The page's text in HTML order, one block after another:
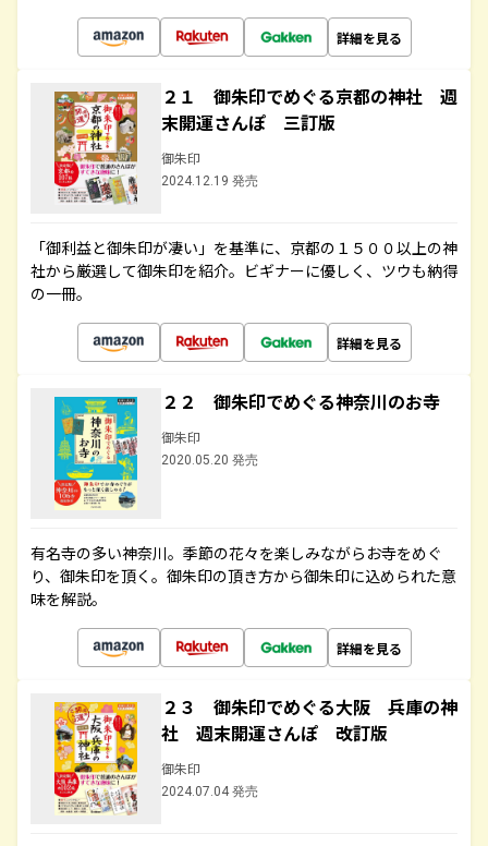
詳細を見る
２１ 御朱印でめぐる京都の神社 週
末開運さんぽ 三訂版
御朱印
2024.12.19 発売
「御利益と御朱印が凄い」を基準に、京都の１５００以上の神
社から厳選して御朱印を紹介。ビギナーに優しく、ツウも納得
の一冊。
詳細を見る
２２ 御朱印でめぐる神奈川のお寺
御朱印
2020.05.20 発売
有名寺の多い神奈川。季節の花々を楽しみながらお寺をめぐ
り、御朱印を頂く。御朱印の頂き方から御朱印に込められた意
味を解説。
詳細を見る
２３ 御朱印でめぐる大阪 兵庫の神
社 週末開運さんぽ 改訂版
御朱印
2024.07.04 発売